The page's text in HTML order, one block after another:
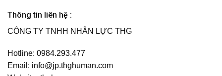
Thông tin liên hệ :
CÔNG TY TNHH NHÂN LỰC THG
Hotline: 0984.293.477
Email: info@jp.thghuman.com